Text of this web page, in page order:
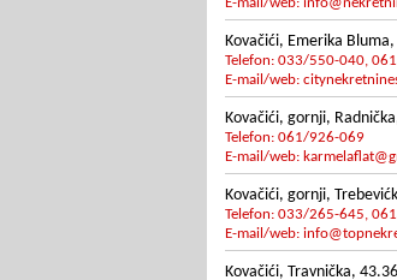
Kovačići, Emerika
Telefon: 033/550-040,
E-mail/web:
Kovačići, gornji,
Telefon: 061/926-069
E-mail/web:
Kovačići, gornji,
Telefon: 033/265-645,
E-mail/web:
Kovačići, Travnička,